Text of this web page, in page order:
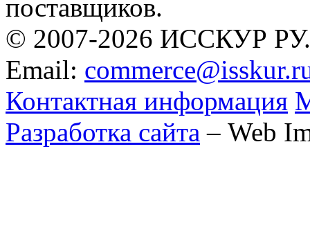
поставщиков.
© 2007-2026 ИССКУР РУ.
Email:
Контактная информация
Разработка сайта – Web